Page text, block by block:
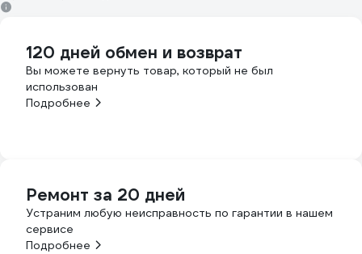
120 дней обмен и возврат
Вы можете вернуть товар, который не был
использован
Подробнее
Ремонт за 20 дней
Устраним любую неисправность по гарантии в нашем
сервисе
Подробнее